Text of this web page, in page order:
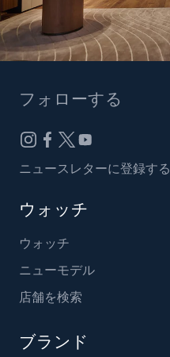
フォローする
ニュースレターに登録する
ウォッチ
ウォッチ
ニューモデル
店舗を検索
ブランド